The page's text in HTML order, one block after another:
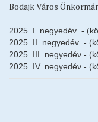
Bodajk Város
2025. I. negyedév -
2025. II. negyedév -
2025. III. negyedév -
2025. IV. negyedév -